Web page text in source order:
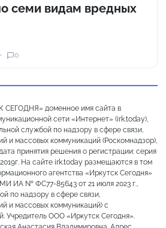
семи видам вредных
0
СЕГОДНЯ» доменное имя сайта в
сети «Интернет» (irk.today),
службой по надзору в сфере связи,
и массовых коммуникаций (Роскомнадзор),
принятия решения о регистрации: серия
На сайте irk.today размещаются в том
агентства «Иркутск Сегодня»
ИА № ФС77-85643 от 21 июля 2023 г.,
по надзору в сфере связи,
и массовых коммуникаций) с
Учредитель ООО «Иркутск Сегодня».